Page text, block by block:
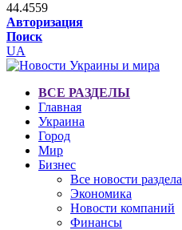
44.4559
Авторизация
Поиск
UA
ВСЕ РАЗДЕЛЫ
Главная
Украина
Город
Мир
Бизнес
Все новости раздела
Экономика
Новости компаний
Финансы